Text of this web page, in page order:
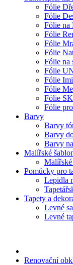
Fólie
Fólie
Fólie na
Fólie
Fólie
Fólie
Fólie na
Fólie
Fólie
Fólie
Fólie
Fólie
Barvy
Barvy
Barvy
Barvy
Malířské
Pomůcky pro
Lepidla
Tapety a
Levné
Levné
Renovační